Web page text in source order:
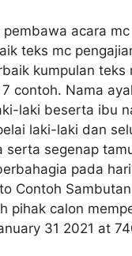
acara
teks mc
kumpulan teks
contoh. Nama
laki beserta ibu
laki-laki dan
serta segenap
pada
Contoh
pihak calon
31 2021 at